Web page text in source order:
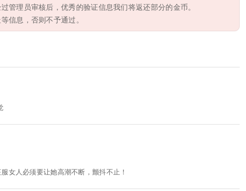
管理员审核后，优秀的验证信息我们将返还部分的金币。
信息，否则不予通过。
女人必须要让她高潮不断，颤抖不止！